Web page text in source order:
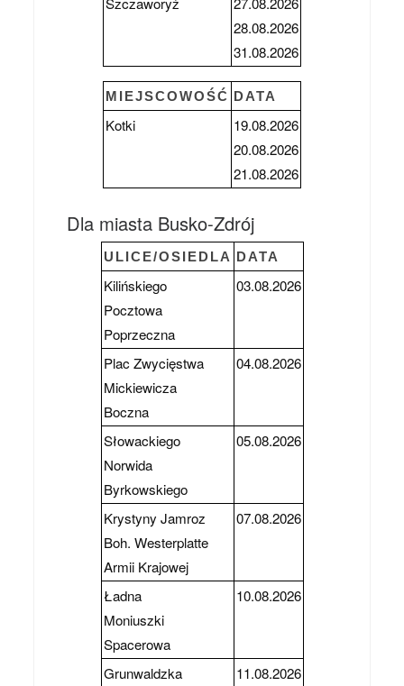
28.08.2026
31.08.2026
MIEJSCOWOŚĆ DATA
Kotki
19.08.2026
20.08.2026
21.08.2026
Dla miasta Busko-Zdrój
ULICE/OSIEDLA DATA
Kilińskiego
Pocztowa
Poprzeczna
03.08.2026
Plac Zwycięstwa
Mickiewicza
Boczna
04.08.2026
Słowackiego
Norwida
Byrkowskiego
05.08.2026
Krystyny Jamroz
Boh. Westerplatte
Armii Krajowej
07.08.2026
Ładna
Moniuszki
Spacerowa
10.08.2026
Grunwaldzka
11.08.2026